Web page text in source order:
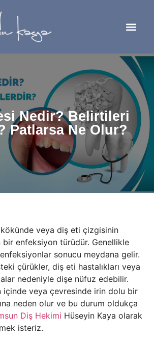
Nedir? Belirtileri
Patlarsa Ne Olur?
veya diş eti çizgisinin
bir enfeksiyon türüdür. Genellikle
sonucu meydana gelir.
çürükler, diş eti hastalıkları veya
nedeniyle dişe nüfuz edebilir.
içinde veya çevresinde irin dolu bir
neden olur ve bu durum oldukça
Diş Hekimi Hüseyin Kaya olarak
isteriz.